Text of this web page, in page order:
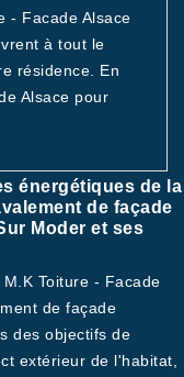
- Facade Alsace
à tout le
résidence. En
Alsace pour
énergétiques de la
de façade
Moder et ses
Toiture - Facade
de façade
des objectifs de
extérieur de l'habitat,